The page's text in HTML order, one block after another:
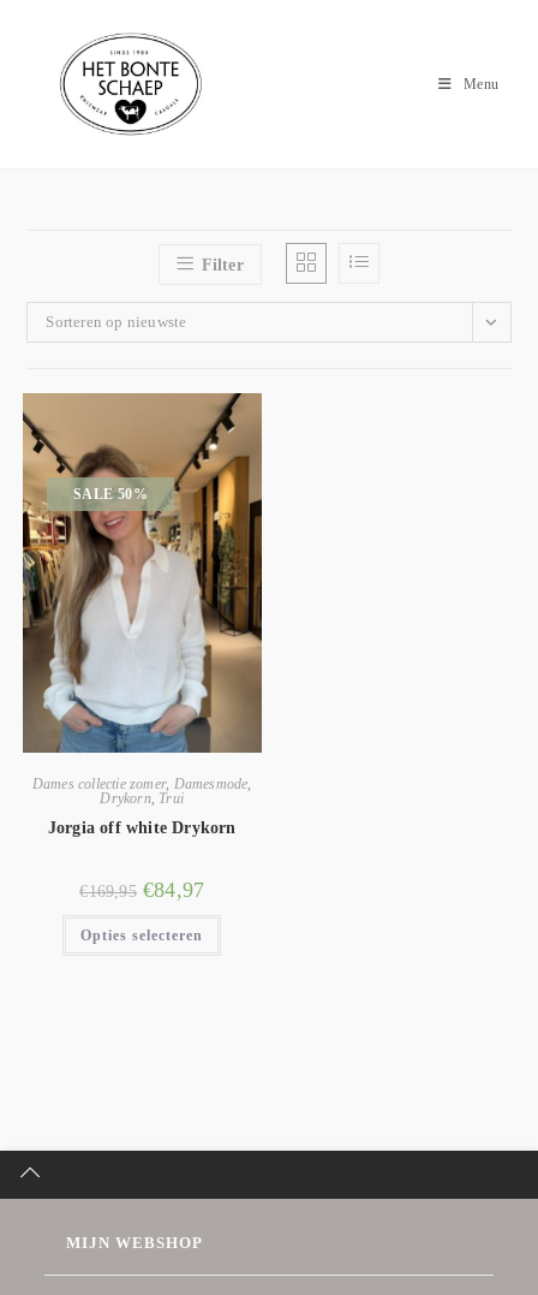
Menu
Filter
Sorteren op nieuwste
SALE 50%
Dames collectie zomer, Damesmode
Drykorn, Trui
Jorgia off white Drykorn
€169,95 €84,97
Opties selecteren
MIJN WEBSHOP